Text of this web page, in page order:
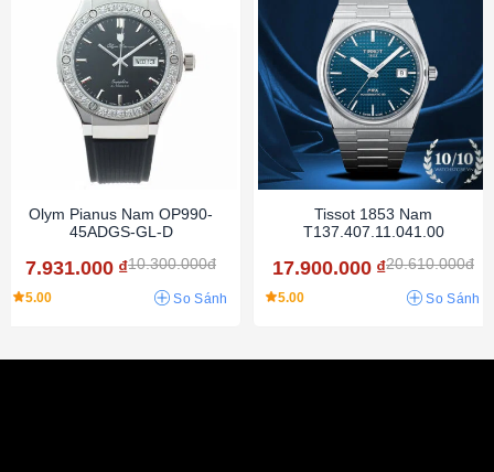
Olym Pianus Nam OP990-
45ADGS-GL-D
7.931.000 ₫10.300.000đ
5.00 So Sánh
Tissot 1853 Nam
T137.407.11.041.00
17.900.000 ₫20.610.000đ
5.00 So Sánh